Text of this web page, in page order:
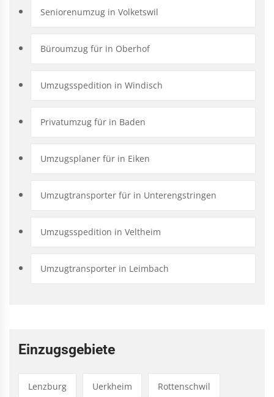
Seniorenumzug in Volketswil
Büroumzug für in Oberhof
Umzugsspedition in Windisch
Privatumzug für in Baden
Umzugsplaner für in Eiken
Umzugtransporter für in Unterengstringen
Umzugsspedition in Veltheim
Umzugtransporter in Leimbach
Einzugsgebiete
Lenzburg Uerkheim Rottenschwil